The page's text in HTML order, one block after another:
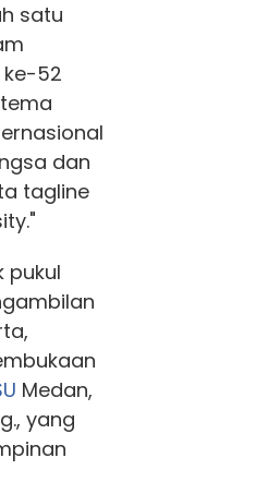
satu
ke-52
dan
tagline
pukul
Medan,
yang